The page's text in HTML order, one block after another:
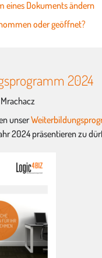
eines Dokuments ändern
oder geöffnet?
2024
unser
2024 präsentieren zu